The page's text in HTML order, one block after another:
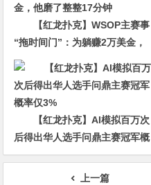
【红龙扑克】WSOP主赛事
“拖时间门”：为躺赚2万美金，
他磨了整整17分钟
【红龙扑克】AI模拟百万次
后得出华人选手问鼎主赛冠军概
率仅3%
上一篇